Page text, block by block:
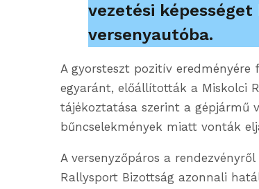
vezetési
versenyautóba.
A gyorsteszt pozitív
egyaránt, előállították a Miskolci
tájékoztatása szerint a gépjármű
bűncselekmények miatt vonták
A versenyzőpáros a
Rallysport Bizottság azonnali